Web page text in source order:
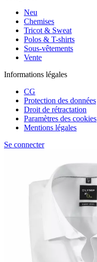
Neu
Chemises
Tricot & Sweat
Polos & T-shirts
Sous-vêtements
Vente
Informations légales
CG
Protection des données
Droit de rétractation
Paramètres des cookies
Mentions légales
Se connecter